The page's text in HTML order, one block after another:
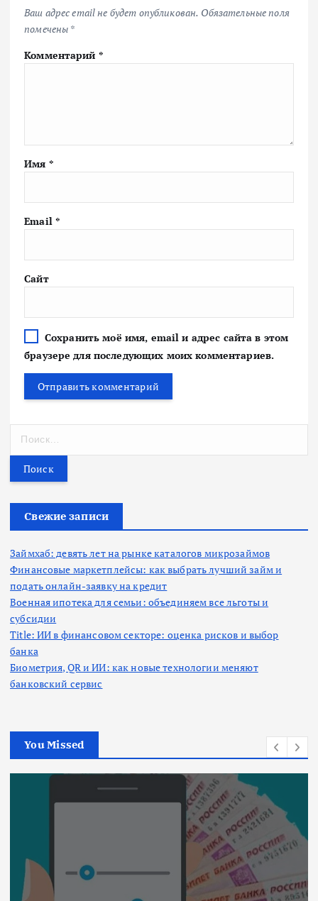
Ваш адрес email не будет опубликован. Обязательные поля
помечены *
Комментарий *
Имя *
Email *
Сайт
Сохранить моё имя, email и адрес сайта в этом
браузере для последующих моих комментариев.
т
Свежие записи
Займхаб: девять лет на рынке каталогов микрозаймов
Финансовые маркетплейсы: как выбрать лучший займ и
подать онлайн-заявку на кредит
Военная ипотека для семьи: объединяем все льготы и
субсидии
Title: ИИ в финансовом секторе: оценка рисков и выбор
банка
Биометрия, QR и ИИ: как новые технологии меняют
банковский сервис
You Missed